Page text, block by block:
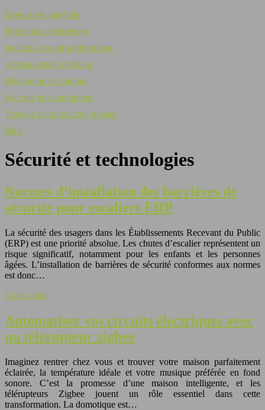
Menuiserie générale
Fermetures extérieures
Isolation et confort thermique
Aménagement intérieur
Décoration et finitions
Sécurité et technologies
Travaux de rénovation globale
Blog
Sécurité et technologies
Normes d’installation des barrières de
sécurité pour escaliers ERP
La sécurité des usagers dans les Établissements Recevant du Public
(ERP) est une priorité absolue. Les chutes d’escalier représentent un
risque significatif, notamment pour les enfants et les personnes
âgées. L’installation de barrières de sécurité conformes aux normes
est donc…
Lire la suite
Automatisez vos circuits électriques avec
un télérupteur zigbee
Imaginez rentrer chez vous et trouver votre maison parfaitement
éclairée, la température idéale et votre musique préférée en fond
sonore. C’est la promesse d’une maison intelligente, et les
télérupteurs Zigbee jouent un rôle essentiel dans cette
transformation. La domotique est…